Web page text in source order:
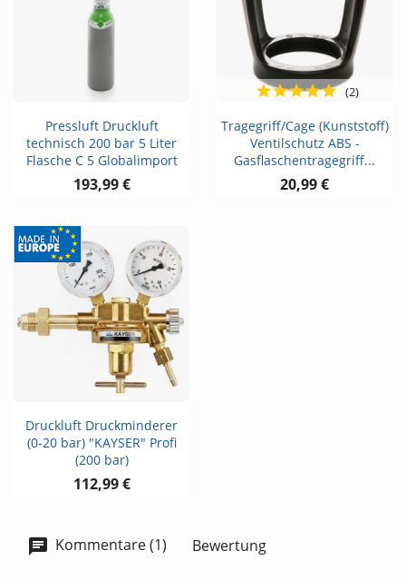
Pressluft Druckluft
technisch 200 bar 5 Liter
Flasche C 5 Globalimport
193,99 €
Tragegriff/Cage (Kunststoff)
Ventilschutz ABS -
Gasflaschentragegriff...
20,99 €
(2)
Druckluft Druckminderer
(0-20 bar) "KAYSER" Profi
(200 bar)
112,99 €
Kommentare (1) Bewertung